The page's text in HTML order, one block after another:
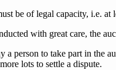
be of legal capacity, i.e. at
with great care, the
a person to take part in the
lots to settle a dispute.